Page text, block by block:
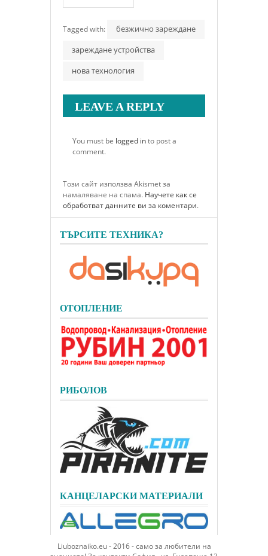
Tagged with:
безжично зареждане
зареждане устройства
нова технология
LEAVE A REPLY
You must be logged into post a
comment.
Този сайт използва Akismet за
намаляване на спама. Научете как се
обработват данните ви за коментари.
ТЪРСИТЕ ТЕХНИКА?
ОТОПЛЕНИЕ
РИБОЛОВ
КАНЦЕЛАРСКИ МАТЕРИАЛИ
Liuboznaiko.eu - 2016 - само за любители на